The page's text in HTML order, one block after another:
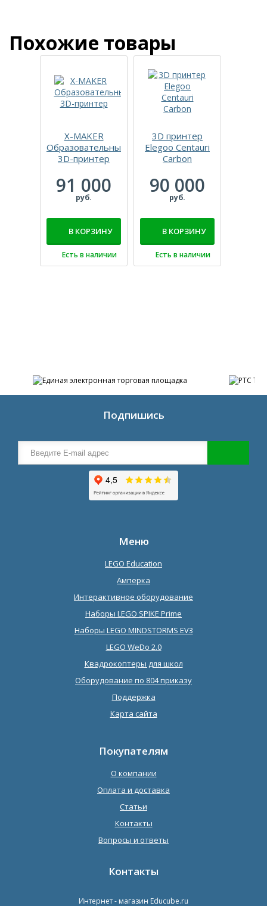
Похожие товары
X-MAKER
Образовательный
3D-принтер
91 000
руб.
В КОРЗИНУ
Есть в наличии
3D принтер
Elegoo Centauri
Carbon
90 000
руб.
В КОРЗИНУ
Есть в наличии
Подпишись
Меню
LEGO Education
Амперка
Интерактивное оборудование
Наборы LEGO SPIKE Prime
Наборы LEGO MINDSTORMS EV3
LEGO WeDo 2.0
Квадрокоптеры для школ
Оборудование по 804 приказу
Поддержка
Карта сайта
Покупателям
О компании
Оплата и доставка
Статьи
Контакты
Вопросы и ответы
Контакты
Интернет - магазин Educube.ru